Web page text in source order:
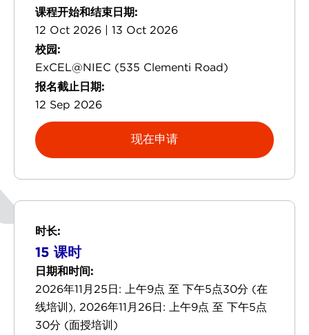
课程开始和结束日期:
12 Oct 2026 | 13 Oct 2026
校园:
ExCEL@NIEC (535 Clementi Road)
报名截止日期:
12 Sep 2026
现在申请
时长:
15 课时
日期和时间:
2026年11月25日: 上午9点 至 下午5点30分 (在
线培训), 2026年11月26日: 上午9点 至 下午5点
30分 (面授培训)